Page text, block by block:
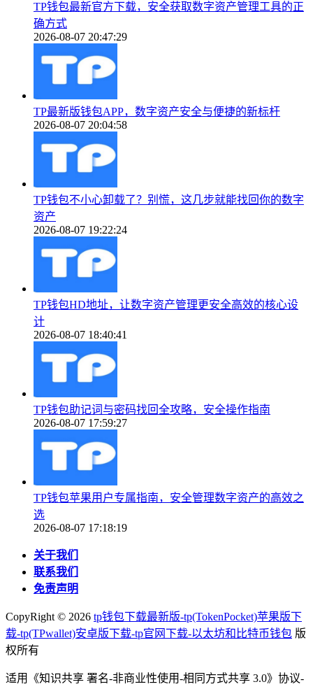
TP钱包最新官方下载，安全获取数字资产管理工具的正
确方式
2026-08-07 20:47:29
TP最新版钱包APP，数字资产安全与便捷的新标杆
2026-08-07 20:04:58
TP钱包不小心卸载了？别慌，这几步就能找回你的数字
资产
2026-08-07 19:22:24
TP钱包HD地址，让数字资产管理更安全高效的核心设
计
2026-08-07 18:40:41
TP钱包助记词与密码找回全攻略，安全操作指南
2026-08-07 17:59:27
TP钱包苹果用户专属指南，安全管理数字资产的高效之
选
2026-08-07 17:18:19
关于我们
联系我们
免责声明
CopyRight © 2026 tp钱包下载最新版-tp(TokenPocket)苹果版下
载-tp(TPwallet)安卓版下载-tp官网下载-以太坊和比特币钱包 版
权所有
适用《知识共享 署名-非商业性使用-相同方式共享 3.0》协议-